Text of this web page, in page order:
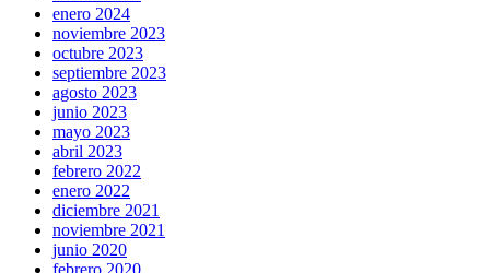
enero 2024
noviembre 2023
octubre 2023
septiembre 2023
agosto 2023
junio 2023
mayo 2023
abril 2023
febrero 2022
enero 2022
diciembre 2021
noviembre 2021
junio 2020
febrero 2020